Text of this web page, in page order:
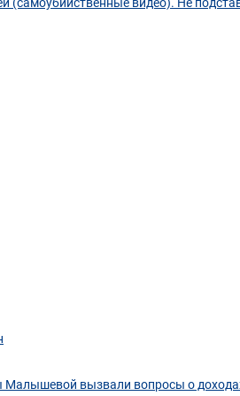
Малышевой вызвали вопросы о